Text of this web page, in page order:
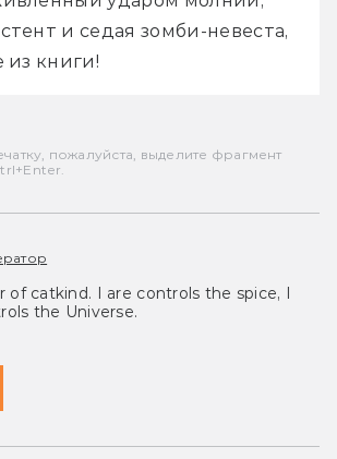
и седая зомби-невеста,
из книги!
пожалуйста, выделите фрагмент
of catkind. I are controls the spice, I
the Universe.